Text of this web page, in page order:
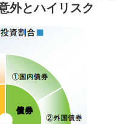
外とハイリスク